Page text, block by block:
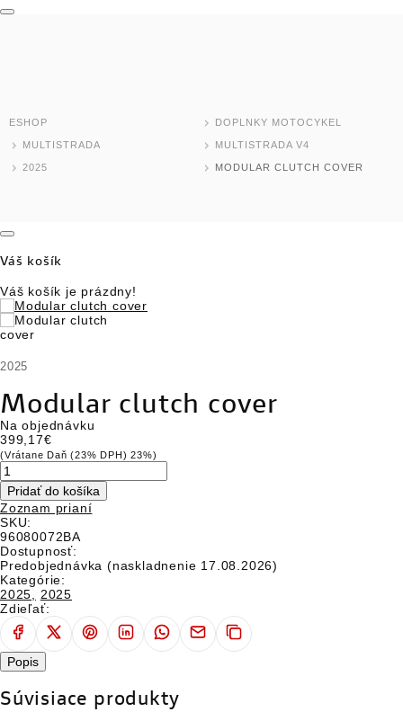
ESHOP
NOVINKY
DEALER LOCATOR
DUCATI CLUB
CESTOVATELSKÉ EXPEDÍCIE
SERVICE
APLIKÁCIE
WORLD DUCATI WEEK
SPOLOČENSKÁ ZODPOVEDNOSŤ FIRIEM
EVENTY
ESHOP DOPLNKY MOTOCYKEL
MULTISTRADA MULTISTRADA V4
2025 MODULAR CLUTCH COVER
Váš košík
Váš košík je prázdny!
2025
Modular clutch cover
Na objednávku
399,17€
(Vrátane Daň (23% DPH) 23%)
Pridať do košíka
Zoznam prianí
SKU:
96080072BA
Dostupnosť:
Predobjednávka (naskladnenie 17.08.2026)
Kategórie:
2025,
2025
Zdieľať:
Popis
Súvisiace produkty